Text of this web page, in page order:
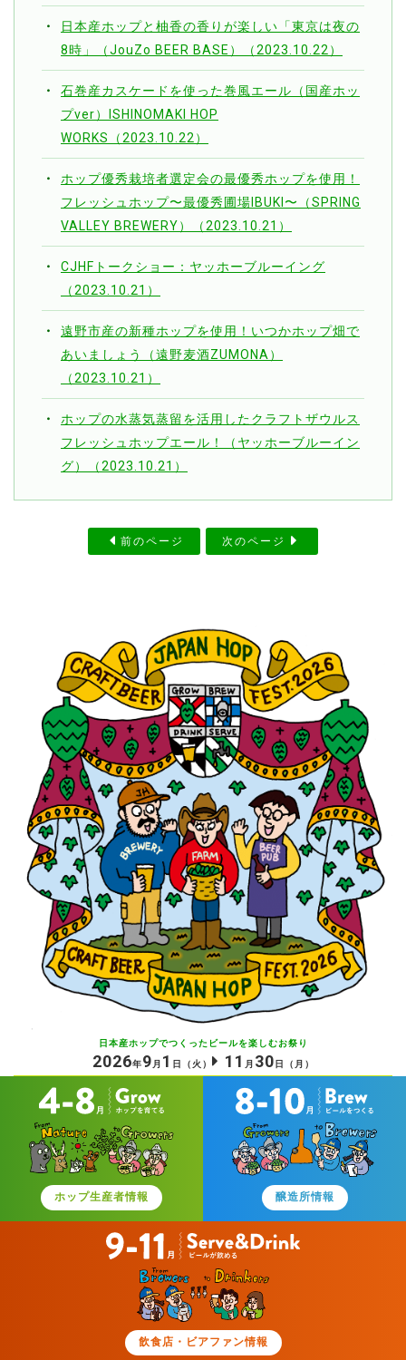
日本産ホップと柚香の香りが楽しい「東京は夜の
8時」（JouZo BEER BASE）（2023.10.22）
石巻産カスケードを使った巻風エール（国産ホッ
プver）ISHINOMAKI HOP
WORKS（2023.10.22）
ホップ優秀栽培者選定会の最優秀ホップを使用！
フレッシュホップ〜最優秀圃場IBUKI〜（SPRING
VALLEY BREWERY）（2023.10.21）
CJHFトークショー：ヤッホーブルーイング
（2023.10.21）
遠野市産の新種ホップを使用！いつかホップ畑で
あいましょう（遠野麦酒ZUMONA）
（2023.10.21）
ホップの水蒸気蒸留を活用したクラフトザウルス
フレッシュホップエール！（ヤッホーブルーイン
グ）（2023.10.21）
前のページ 次のページ
日本産ホップでつくったビールを楽しむお祭り
2026年9月 1 日 （火） 11 月 30 日 （月）
ホップ生産者情報 醸造所情報
飲食店・ビアファン情報